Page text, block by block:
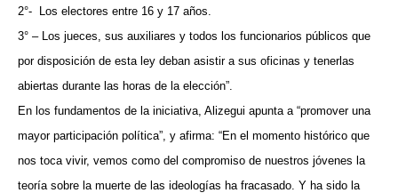
2°- Los electores entre 16 y 17 años.
3° – Los jueces, sus auxiliares y todos los funcionarios públicos que
por disposición de esta ley deban asistir a sus oficinas y tenerlas
abiertas durante las horas de la elección”.
En los fundamentos de la iniciativa, Alizegui apunta a “promover una
mayor participación política”, y afirma: “En el momento histórico que
nos toca vivir, vemos como del compromiso de nuestros jóvenes la
teoría sobre la muerte de las ideologías ha fracasado. Y ha sido la